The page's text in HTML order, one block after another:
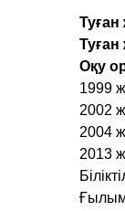
Туған
Оқу
1999
2002
2004
2013